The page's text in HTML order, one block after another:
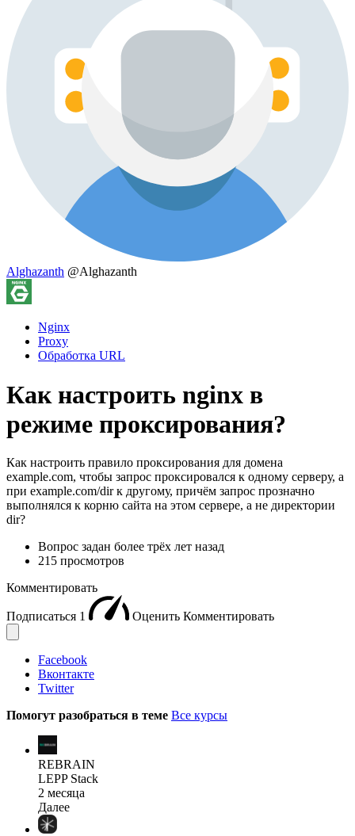
Alghazanth @Alghazanth
Nginx
Proxy
Обработка URL
Как настроить nginx в
режиме проксирования?
Как настроить правило проксирования для домена
example.com, чтобы запрос проксировался к одному серверу, а
при example.com/dir к другому, причём запрос прозначно
выполнялся к корню сайта на этом сервере, а не директории
dir?
Вопрос задан более трёх лет назад
215 просмотров
Комментировать
Подписаться 1 Оценить Комментировать
Facebook
Вконтакте
Twitter
Помогут разобраться в теме Все курсы
REBRAIN
LEPP Stack
2 месяца
Далее